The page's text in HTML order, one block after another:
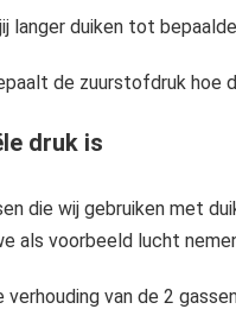
langer duiken tot
de zuurstofdruk hoe
druk is
die wij gebruiken met
als voorbeeld lucht
verhouding van de 2